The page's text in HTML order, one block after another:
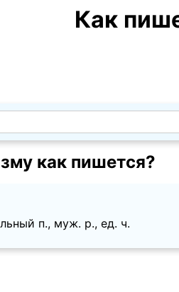
Как
как пишется?
п., муж. p., ед. ч.